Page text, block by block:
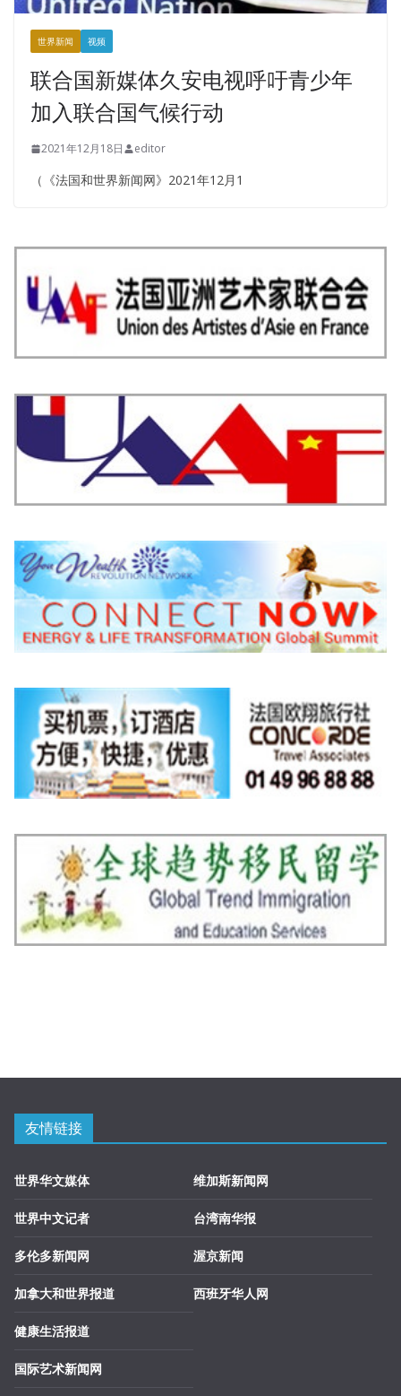
世界新闻 视频
联合国新媒体久安电视呼吁青少年
加入联合国气候行动
2021年12月18日 editor
（《法国和世界新闻网》2021年12月1
友情链接
世界华文媒体
世界中文记者
多伦多新闻网
加拿大和世界报道
健康生活报道
国际艺术新闻网
维加斯新闻网
台湾南华报
渥京新闻
西班牙华人网